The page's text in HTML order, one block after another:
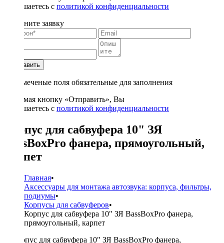
соглашаетесь с политикой конфиденциальности
Заполните заявку
Отправить
* - отмеченые поля обязательные для заполнения
Нажимая кнопку «Отправить», Вы
соглашаетесь с политикой конфиденциальности
Корпус для сабвуфера 10" ЗЯ
BassBoxPro фанера, прямоугольный,
карпет
Главная•
Аксессуары для монтажа автозвука: корпуса, фильтры,
подиумы•
Корпусы для сабвуферов•
Корпус для сабвуфера 10" ЗЯ BassBoxPro фанера,
прямоугольный, карпет